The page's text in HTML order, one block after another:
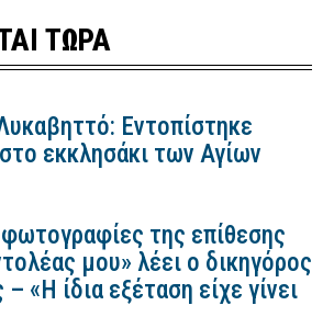
ΤΩΡΑ
Εντοπίστηκε
εκκλησάκι των Αγίων
της επίθεσης
μου» λέει ο δικηγόρος
«Η ίδια εξέταση είχε γίνει